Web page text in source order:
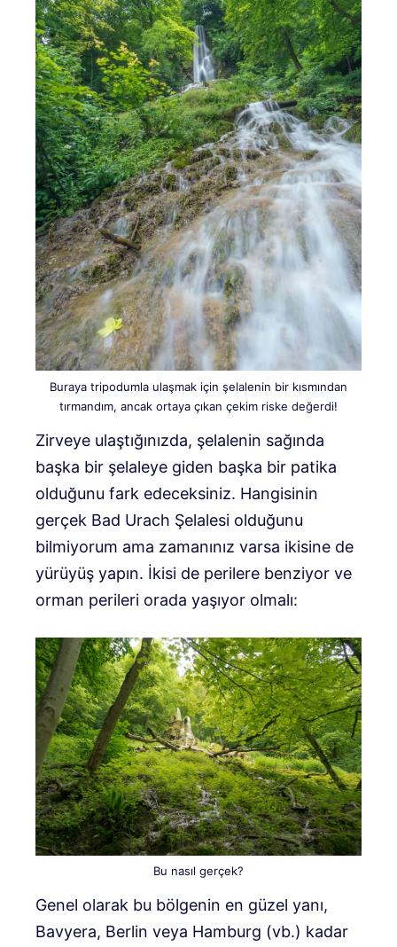
Buraya tripodumla ulaşmak için şelalenin bir kısmından
tırmandım, ancak ortaya çıkan çekim riske değerdi!
Zirveye ulaştığınızda, şelalenin sağında
başka bir şelaleye giden başka bir patika
olduğunu fark edeceksiniz. Hangisinin
gerçek Bad Urach Şelalesi olduğunu
bilmiyorum ama zamanınız varsa ikisine de
yürüyüş yapın. İkisi de perilere benziyor ve
orman perileri orada yaşıyor olmalı:
Bu nasıl gerçek?
Genel olarak bu bölgenin en güzel yanı,
Bavyera, Berlin veya Hamburg (vb.) kadar